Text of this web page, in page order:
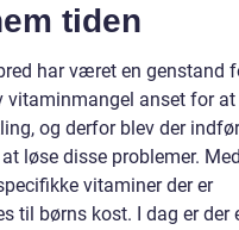
tiden
har været en genstand
vitaminmangel anset for
og derfor blev der
løse disse problemer.
vitaminer der er
til børns kost. I dag er der